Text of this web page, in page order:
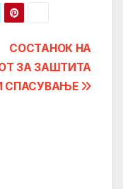
СОСТАНОК НА
ЗА ЗАШТИТА
СПАСУВАЊЕ